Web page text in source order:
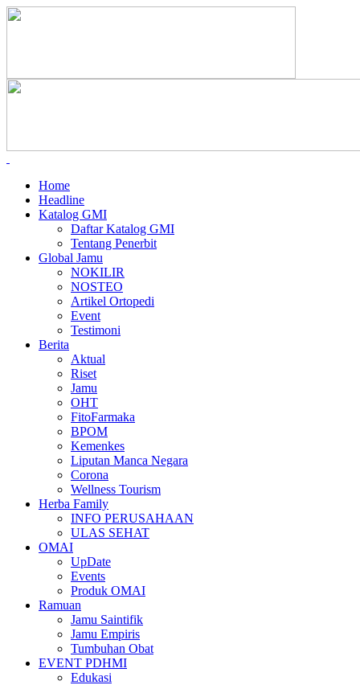
Home
Headline
Katalog GMI
Daftar Katalog GMI
Tentang Penerbit
Global Jamu
NOKILIR
NOSTEO
Artikel Ortopedi
Event
Testimoni
Berita
Aktual
Riset
Jamu
OHT
FitoFarmaka
BPOM
Kemenkes
Liputan Manca Negara
Corona
Wellness Tourism
Herba Family
INFO PERUSAHAAN
ULAS SEHAT
OMAI
UpDate
Events
Produk OMAI
Ramuan
Jamu Saintifik
Jamu Empiris
Tumbuhan Obat
EVENT PDHMI
Edukasi